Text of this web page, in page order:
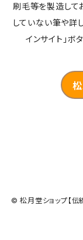
刷毛等を製造して
していない筆や詳
インサイト」ボ
© 松月堂ショップ【